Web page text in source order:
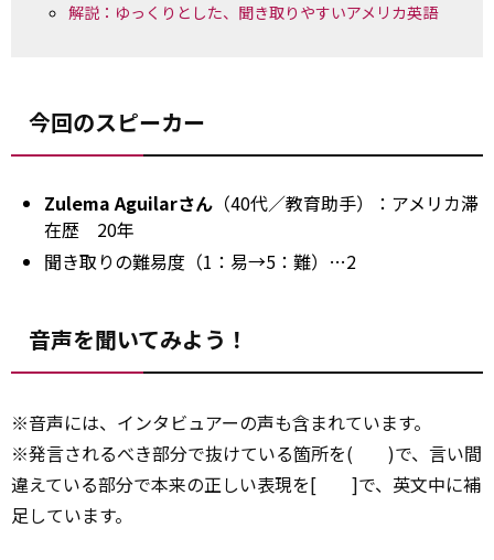
解説：ゆっくりとした、聞き取りやすいアメリカ英語
今回のスピーカー
Zulema Aguilarさん （40代／教育助手）：アメリカ滞
在歴 20年
聞き取りの難易度（1：易→5：難）…2
音声を聞いてみよう！
※音声には、インタビュアーの声も含まれています。
※発言されるべき部分で抜けている箇所を( )で、言い間
違えている部分で本来の正しい表現を[ ]で、英文中に補
足しています。